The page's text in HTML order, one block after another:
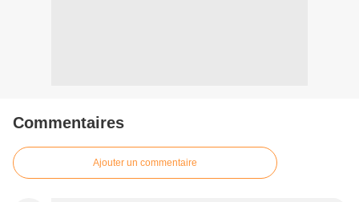
Commentaires
Ajouter un commentaire